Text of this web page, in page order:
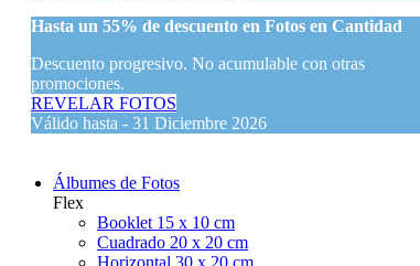
Hasta un 55% de descuento en Fotos en Cantidad
Descuento progresivo. No acumulable con otras
promociones.
REVELAR FOTOS
Válido hasta - 31 Diciembre 2026
Álbumes de Fotos
Flex
Booklet 15 x 10 cm
Cuadrado 20 x 20 cm
Horizontal 30 x 20 cm